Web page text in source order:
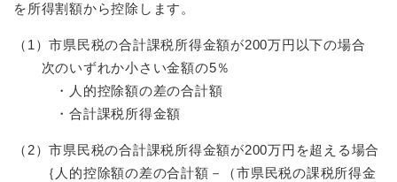
を所得割額から控除します。
（1）市県民税の合計課税所得金額が200万円以下の場合
次のいずれか小さい金額の5％
・人的控除額の差の合計額
・合計課税所得金額
（2）市県民税の合計課税所得金額が200万円を超える場合
｛人的控除額の差の合計額－（市県民税の課税所得金